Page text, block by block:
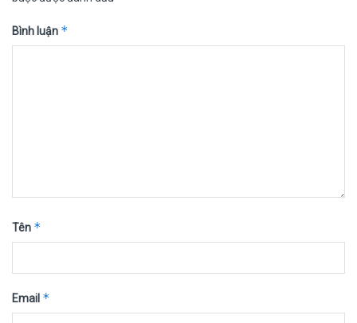
Bình luận *
Tên *
Email *